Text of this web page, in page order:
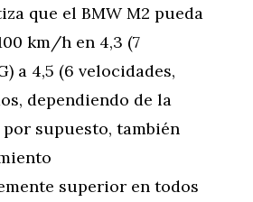
que el BMW M2 pueda
km/h en 4,3 (7
a 4,5 (6 velocidades,
dependiendo de la
supuesto, también
superior en todos